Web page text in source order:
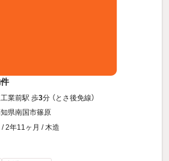
業前駅 歩3分 （とさ後免線）
県南国市篠原
2年11ヶ月 / 木造